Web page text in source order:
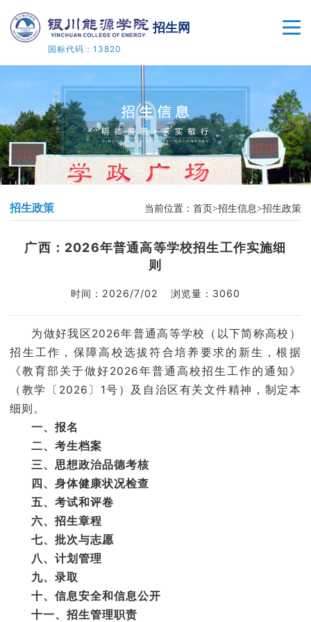
招生网
国标代码：13820
招生信息
专业设置
留学项目
高考频道
招生类型
学院官网
招生政策 当前位置： 首页 招生信息 招生政策
广西：2026年普通高等学校招生工作实施细
则
时间： 2026/7/02 浏览量： 3060
为做好我区2026年普通高等学校（以下简称高校）
招生工作，保障高校选拔符合培养要求的新生，根据
《教育部关于做好2026年普通高校招生工作的通知》
（教学〔2026〕1号）及自治区有关文件精神，制定本
细则。
一、报名
二、考生档案
三、思想政治品德考核
四、身体健康状况检查
五、考试和评卷
六、招生章程
七、批次与志愿
八、计划管理
九、录取
十、信息安全和信息公开
十一、招生管理职责